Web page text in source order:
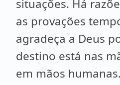
situações. Há
as provações
agradeça a Deus
destino está nas
em mãos humanas.